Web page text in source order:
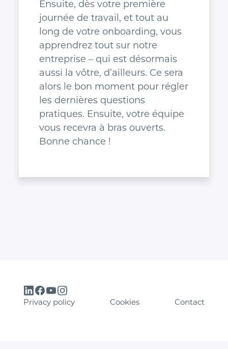
Ensuite, dès votre première
journée de travail, et tout au
long de votre onboarding, vous
apprendrez tout sur notre
entreprise – qui est désormais
aussi la vôtre, d’ailleurs. Ce sera
alors le bon moment pour régler
les dernières questions
pratiques. Ensuite, votre équipe
vous recevra à bras ouverts.
Bonne chance !
Privacy policy Cookies Contact